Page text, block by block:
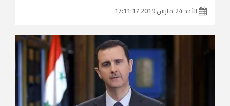
الأحد 24 مارس 2019 17:11:17